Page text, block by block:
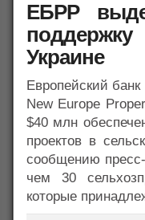
ЕБРР
поддержку
Украине
Европейский
New Europe
$40 млн
проектов в
сообщению
чем 30
которые